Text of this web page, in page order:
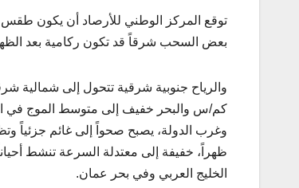
توقع المركز الوطني للأرصاد أن يكون طقس
بعض السحب شرقاً قد تكون ركامية بعد
كم/س والبحر خفيف إلى متوسط الموج في
وغرب الدولة، يصبح صحواً إلى غائم جزئياً
الخليج العربي وفي بحر عمان.